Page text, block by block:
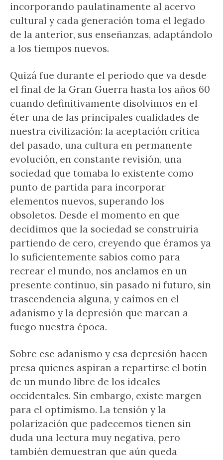
incorporando paulatinamente al acervo
cultural y cada generación toma el legado
de la anterior, sus enseñanzas, adaptándolo
a los tiempos nuevos.
Quizá fue durante el periodo que va desde
el final de la Gran Guerra hasta los años 60
cuando definitivamente disolvimos en el
éter una de las principales cualidades de
nuestra civilización: la aceptación crítica
del pasado, una cultura en permanente
evolución, en constante revisión, una
sociedad que tomaba lo existente como
punto de partida para incorporar
elementos nuevos, superando los
obsoletos. Desde el momento en que
decidimos que la sociedad se construiría
partiendo de cero, creyendo que éramos ya
lo suficientemente sabios como para
recrear el mundo, nos anclamos en un
presente continuo, sin pasado ni futuro, sin
trascendencia alguna, y caímos en el
adanismo y la depresión que marcan a
fuego nuestra época.
Sobre ese adanismo y esa depresión hacen
presa quienes aspiran a repartirse el botín
de un mundo libre de los ideales
occidentales. Sin embargo, existe margen
para el optimismo. La tensión y la
polarización que padecemos tienen sin
duda una lectura muy negativa, pero
también demuestran que aún queda